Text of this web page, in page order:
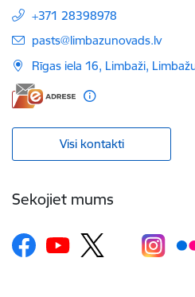
+371 28398978
E-pasts:
pasts@limbazunovads.lv
Rīgas iela 16, Limbaži,
Visi kontakti
Sekojiet mums